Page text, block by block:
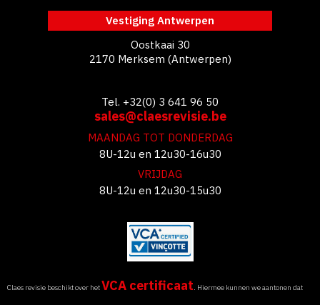
Vestiging Antwerpen
Oostkaai 30
2170 Merksem (Antwerpen)
Tel. +32(0) 3 641 96 50
sales@claesrevisie.be
MAANDAG TOT DONDERDAG
8U-12u en 12u30-16u30
VRIJDAG
8U-12u en 12u30-15u30
Claes revisie beschikt over hetVCA certificaat. Hiermee kunnen we aantonen dat